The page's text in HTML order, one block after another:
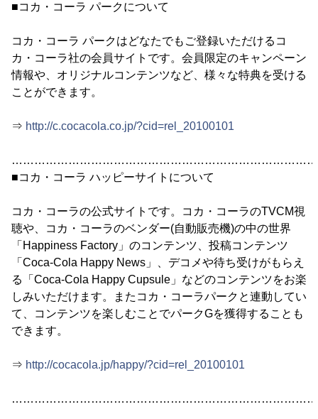
■コカ・コーラ パークについて
コカ・コーラ パークはどなたでもご登録いただけるコ
カ・コーラ社の会員サイトです。会員限定のキャンペーン
情報や、オリジナルコンテンツなど、様々な特典を受ける
ことができます。
⇒ http://c.cocacola.co.jp/?cid=rel_20100101
■コカ・コーラ ハッピーサイトについて
コカ・コーラの公式サイトです。コカ・コーラのTVCM視
聴や、コカ・コーラのベンダー(自動販売機)の中の世界
「Happiness Factory」のコンテンツ、投稿コンテンツ
「Coca-Cola Happy News」、デコメや待ち受けがもらえ
る「Coca-Cola Happy Cupsule」などのコンテンツをお楽
しみいただけます。またコカ・コーラパークと連動してい
て、コンテンツを楽しむことでパークGを獲得することも
できます。
⇒ http://cocacola.jp/happy/?cid=rel_20100101